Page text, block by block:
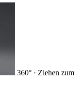
360° · Ziehen zum